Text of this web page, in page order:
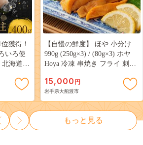
獲得！
いろ使
海道産
【自慢の鮮度】 ほや 小分け
990g (250g×3) / (80g×3) ホヤ
Hoya 冷凍 串焼き フライ 刺身
おかず おつまみ 晩酌 米 珍味
海産物 海鮮 魚介 魚介類 贈答
プレゼント 父の日 母の日 酒
の肴 唐揚げ しゃぶしゃぶ 酢
の物 お取り寄せ グルメ 大船
渡 三陸 岩手県 大船渡市 国産
15,000 円
岩手県大船渡市
もっと見る